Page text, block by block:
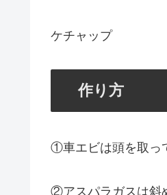
ケチャップ
作り方
①車エビは頭を取っ
②アスパラガスは斜